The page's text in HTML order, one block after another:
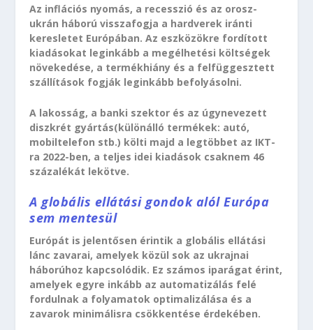
Az inflációs nyomás, a recesszió és az orosz-
ukrán háború visszafogja a hardverek iránti
keresletet Európában. Az eszközökre fordított
kiadásokat leginkább a megélhetési költségek
növekedése, a termékhiány és a felfüggesztett
szállítások fogják leginkább befolyásolni.
A lakosság, a banki szektor és az úgynevezett
diszkrét gyártás(különálló termékek: autó,
mobiltelefon stb.) költi majd a legtöbbet az IKT-
ra 2022-ben, a teljes idei kiadások csaknem 46
százalékát lekötve.
A globális ellátási gondok alól Európa
sem mentesül
Európát is jelentősen érintik a globális ellátási
lánc zavarai, amelyek közül sok az ukrajnai
háborúhoz kapcsolódik. Ez számos iparágat érint,
amelyek egyre inkább az automatizálás felé
fordulnak a folyamatok optimalizálása és a
zavarok minimálisra csökkentése érdekében.